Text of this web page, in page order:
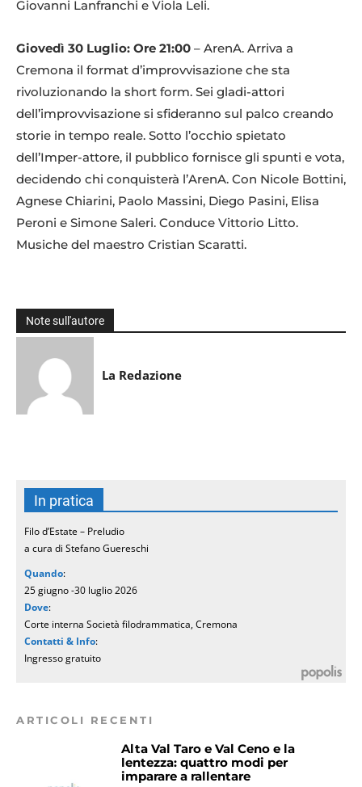
Giovanni Lanfranchi e Viola Leli.
Giovedì 30 Luglio: Ore 21:00 – ArenA. Arriva a
Cremona il format d’improvvisazione che sta
rivoluzionando la short form. Sei gladi-attori
dell’improvvisazione si sfideranno sul palco creando
storie in tempo reale. Sotto l’occhio spietato
dell’Imper-attore, il pubblico fornisce gli spunti e vota,
decidendo chi conquisterà l’ArenA. Con Nicole Bottini,
Agnese Chiarini, Paolo Massini, Diego Pasini, Elisa
Peroni e Simone Saleri. Conduce Vittorio Litto.
Musiche del maestro Cristian Scaratti.
Note sull'autore
La Redazione
In pratica
Filo d’Estate – Preludio
a cura di Stefano Guereschi
Quando:
25 giugno -30 luglio 2026
Dove:
Corte interna Società filodrammatica, Cremona
Contatti & Info:
Ingresso gratuito
ARTICOLI RECENTI
Alta Val Taro e Val Ceno e la
lentezza: quattro modi per
imparare a rallentare